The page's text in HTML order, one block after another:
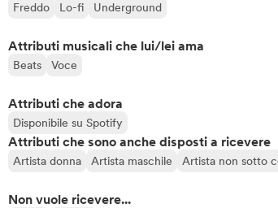
Freddo Lo-fi Underground
Attributi musicali che lui/lei ama
Beats Voce
Attributi che adora
Disponibile su Spotify
Attributi che sono anche disposti a ricevere
Artista donna Artista maschile Artista non sotto
Non vuole ricevere...